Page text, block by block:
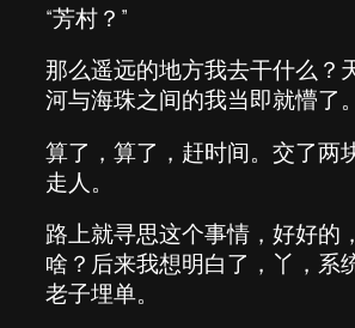
“芳村？”
那么遥远的地方我去干什么？
河与海珠之间的我当即就懵了。
算了，算了，赶时间。交了两
走人。
路上就寻思这个事情，好好的
啥？后来我想明白了，丫，系
老子埋单。